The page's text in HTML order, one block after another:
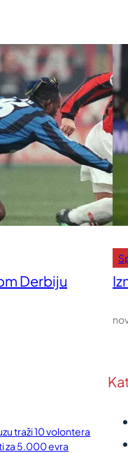
Derbiju
traži 10 volontera
za 5.000 evra